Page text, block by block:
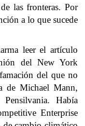
las fronteras. Por
a lo que sucede
leer el artículo
del New York
del que no
de Michael Mann,
Había
Enterprise